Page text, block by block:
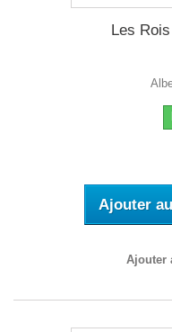
Les
Ajouter
Ajouter